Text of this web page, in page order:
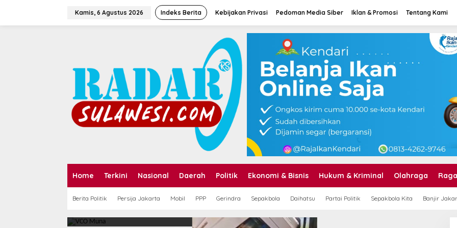
Kamis, 6 Agustus 2026 Indeks Berita Kebijakan Privasi Pedoman Media Siber Iklan & Promosi Tentang Kami
Home Terkini Nasional Daerah Politik Ekonomi & Bisnis Hukum & Kriminal Olahraga
Berita Politik Persija Jakarta Mobil PPP Gerindra Sepakbola Daihatsu Partai Politik Sepakbola Kita Banjir
Pulang dari Perantauan
Dalam Keadaan Sakit,
Seorang Pria di Kolaka
Diterlantarkan Istri
BREAKING NEWS: Kapal
Speed Boat Rute Raha –